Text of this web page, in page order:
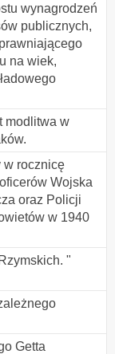
wynagrodzeń
publicznych,
na wiek,
modlitwa w
w rocznicę
Wojska
oraz Policji
w 1940
"
Getta